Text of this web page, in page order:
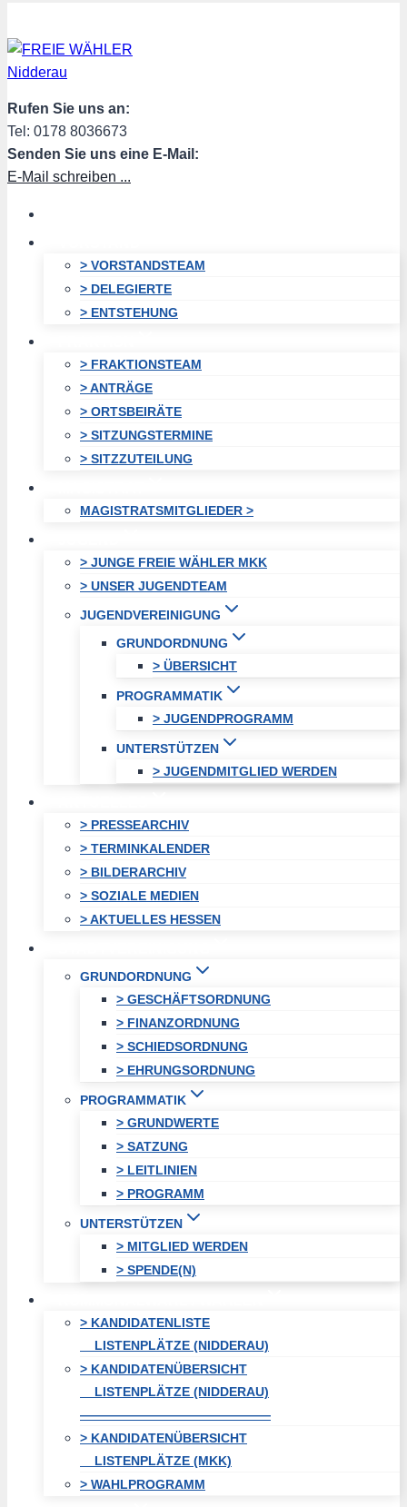
Inhalt
springen
Rufen Sie uns an:
Tel: 0178 8036673
Senden Sie uns eine E-Mail:
E-Mail schreiben ...
> VORSTANDSTEAM
> DELEGIERTE
> ENTSTEHUNG
> FRAKTIONSTEAM
> ANTRÄGE
> ORTSBEIRÄTE
> SITZUNGSTERMINE
> SITZZUTEILUNG
MAGISTRATSMITGLIEDER >
> JUNGE FREIE WÄHLER MKK
> UNSER JUGENDTEAM
JUGENDVEREINIGUNG
GRUNDORDNUNG
> ÜBERSICHT
PROGRAMMATIK
> JUGENDPROGRAMM
UNTERSTÜTZEN
> JUGENDMITGLIED WERDEN
> PRESSEARCHIV
> TERMINKALENDER
> BILDERARCHIV
> SOZIALE MEDIEN
> AKTUELLES HESSEN
GRUNDORDNUNG
> GESCHÄFTSORDNUNG
> FINANZORDNUNG
> SCHIEDSORDNUNG
> EHRUNGSORDNUNG
PROGRAMMATIK
> GRUNDWERTE
> SATZUNG
> LEITLINIEN
> PROGRAMM
UNTERSTÜTZEN
> MITGLIED WERDEN
> SPENDE(N)
> KANDIDATENLISTE
LISTENPLÄTZE (NIDDERAU)
> KANDIDATENÜBERSICHT
LISTENPLÄTZE (NIDDERAU)
———————————————
> KANDIDATENÜBERSICHT
LISTENPLÄTZE (MKK)
> WAHLPROGRAMM